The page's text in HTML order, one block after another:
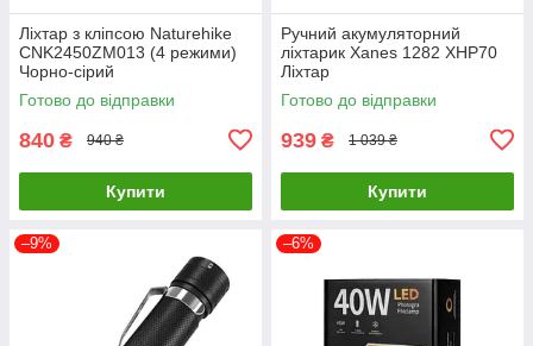
Ліхтар з кліпсою Naturehike
CNK2450ZM013 (4 режими)
Чорно-сірий
Готово до відправки
840 ₴ 940 ₴
Купити
Ручний акумуляторний
ліхтарик Xanes 1282 XHP70
Ліхтар
Готово до відправки
939 ₴ 1 039 ₴
Купити
–9% –6%